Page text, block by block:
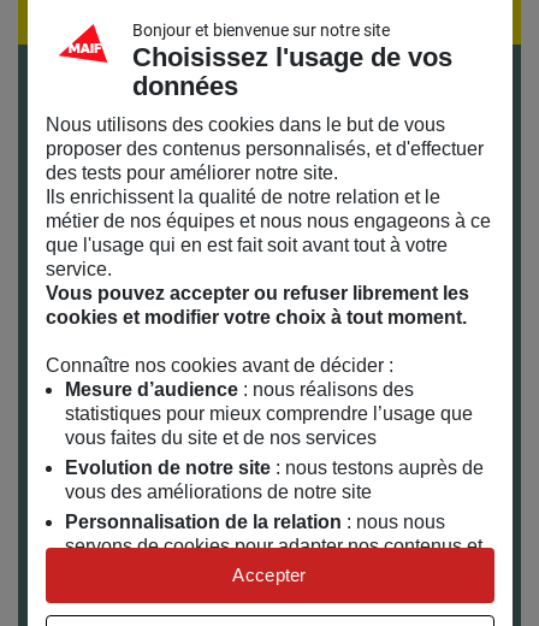
Revue de presse
Également seule sur scène, Leïla Gaudin joue, elle, la
carte de l’humour avec cette heure du matin.
Transformée en working girlnew-yorkaise qui
s’apprête à partir au travail, robe noire à 1 500 dollars
et chignon serré, elle mue cette figure stricte en
en lançant ses épingles à cheveux comme des
bombes ou appelant Dieu à l’aide quand ses pieds
refusent de rentrer dans ses escarpins (demande à
laquelle Jésus répond, évidemment). Une
démonstration autant chorégraphiée que parlée, les
deux s’imbriquant à merveille.mouvement.net
par Eric Demey et Pascaline Vallée – Juin 2011
© Vinciane Verguethen
Bonjour et bienvenue sur notre site
Choisissez l'usage de vos
données
Nous utilisons des cookies dans le but de vous
proposer des contenus personnalisés, et d'effectuer
des tests pour améliorer notre site.
Ils enrichissent la qualité de notre relation et le
métier de nos équipes et nous nous engageons à ce
que l'usage qui en est fait soit avant tout à votre
service.
Vous pouvez accepter ou refuser librement les
cookies et modifier votre choix à tout moment.
Connaître nos cookies avant de décider :
Mesure d’audience: nous réalisons des
statistiques pour mieux comprendre l’usage que
vous faites du site et de nos services
Evolution de notre site: nous testons auprès de
vous des améliorations de notre site
Personnalisation de la relation : nous nous
servons de cookies pour adapter nos contenus et
personnaliser nos offres
Univers publicitaire: nous utilisons avec nos
Accepter